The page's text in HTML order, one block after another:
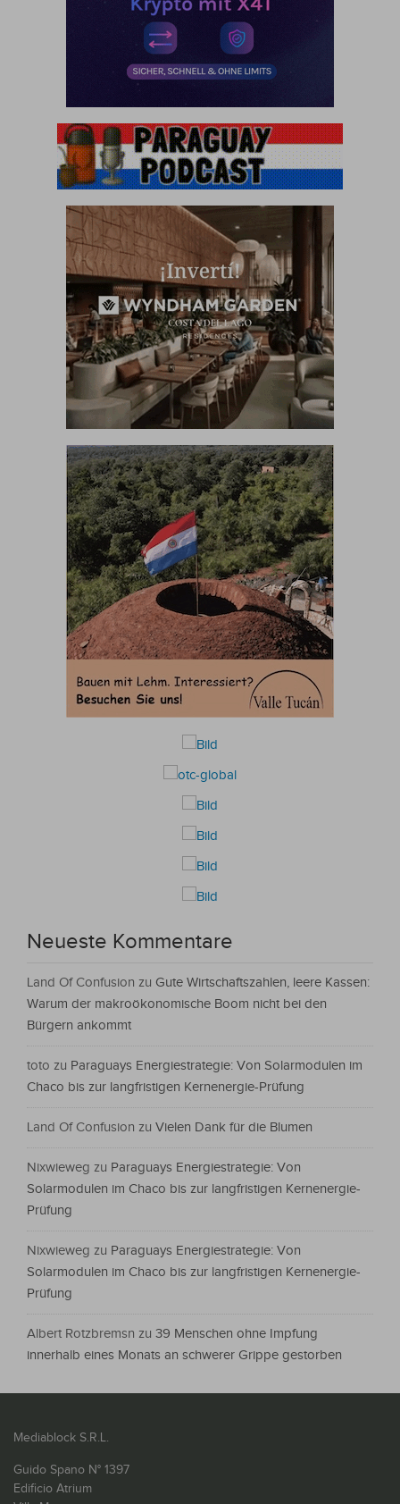
Neueste Kommentare
Land Of Confusion zu Gute Wirtschaftszahlen, leere Kassen:
Warum der makroökonomische Boom nicht bei den
Bürgern ankommt
toto zu Paraguays Energiestrategie: Von Solarmodulen im
Chaco bis zur langfristigen Kernenergie-Prüfung
Land Of Confusion zu Vielen Dank für die Blumen
Nixwieweg zu Paraguays Energiestrategie: Von
Solarmodulen im Chaco bis zur langfristigen Kernenergie-
Prüfung
Nixwieweg zu Paraguays Energiestrategie: Von
Solarmodulen im Chaco bis zur langfristigen Kernenergie-
Prüfung
Albert Rotzbremsn zu 39 Menschen ohne Impfung
innerhalb eines Monats an schwerer Grippe gestorben
Mediablock S.R.L.
Guido Spano N° 1397
Edificio Atrium